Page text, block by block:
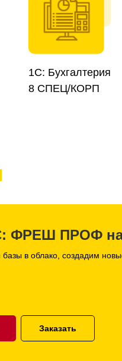
1C: Бухгалтерия
8 СПЕЦ/КОРП
ФРЕШ ПРОФ на
в облако, создадим
Заказать